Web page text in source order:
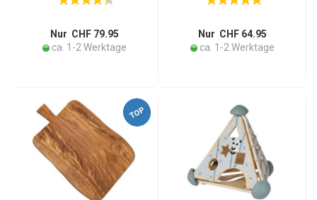
Tannenholz hellbraun,
modern & dekorativ
Nur CHF 79.95
ca. 1-2 Werktage
Handgefertigt, 17x6cm,
Geschenk - CHT5058
Nur CHF 64.95
ca. 1-2 Werktage
TOP